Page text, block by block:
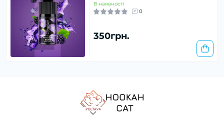
В наявності
0
350грн.